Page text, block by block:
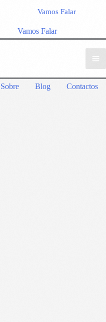
Vamos Falar
Vamos Falar
Sobre Blog Contactos